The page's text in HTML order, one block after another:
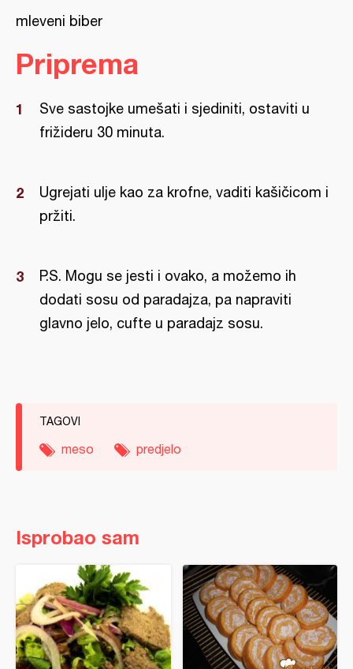
mleveni biber
Priprema
Sve sastojke umešati i sjediniti, ostaviti u
frižideru 30 minuta.
Ugrejati ulje kao za krofne, vaditi kašičicom i
pržiti.
P.S. Mogu se jesti i ovako, a možemo ih
dodati sosu od paradajza, pa napraviti
glavno jelo, cufte u paradajz sosu.
TAGOVI
meso predjelo
Isprobao sam